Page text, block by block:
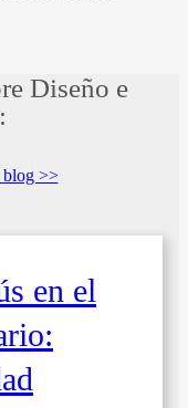
Diseño e
blog >>
en el